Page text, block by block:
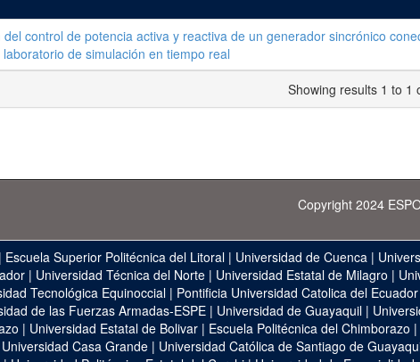
del control de potencia activa y reactiva de un generador sincrónico
de simulación en tiempo real
Showing results 1 to 1
Copyright 2024
| Escuela Superior Politécnica del Litoral | Universidad de Cuenca |
| Universidad Técnica del Norte| Universidad Estatal de Milagro |
Tecnológica Equinoccial| Pontificia Universidad Catolica del Ecuador
de las Fuerzas Armadas-ESPE | Universidad de Guayaquil |
| Universidad Estatal de Bolivar| Escuela Politécnica del Chimborazo |
Universidad Casa Grande | Universidad Católica de Santiago de